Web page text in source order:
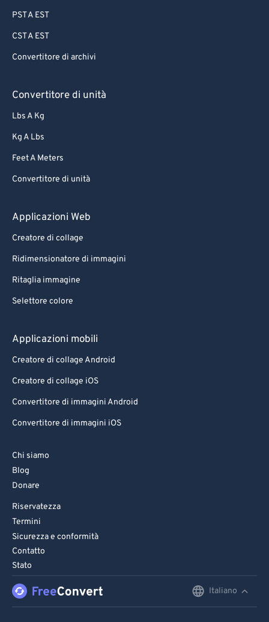
PST A EST
CST A EST
Convertitore di archivi
Convertitore di unità
Lbs A Kg
Kg A Lbs
Feet A Meters
Convertitore di unità
Applicazioni Web
Creatore di collage
Ridimensionatore di immagini
Ritaglia immagine
Selettore colore
Applicazioni mobili
Creatore di collage Android
Creatore di collage iOS
Convertitore di immagini Android
Convertitore di immagini iOS
Chi siamo
Blog
Donare
Riservatezza
Termini
Sicurezza e conformità
Contatto
Stato
Italiano